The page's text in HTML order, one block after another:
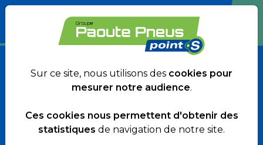
Point S Nice
Ackermann
Sur ce site, nous utilisons des cookies pour
mesurer notre audience.
Ces cookies nous permettent d'obtenir des
statistiques de navigation de notre site.